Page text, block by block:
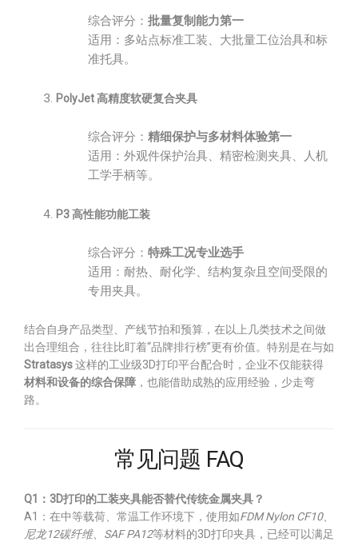
综合评分： 批量复制能力第一
适用：多站点标准工装、大批量工位治具和标
准托具。
PolyJet 高精度软硬复合夹具
综合评分： 精细保护与多材料体验第一
适用：外观件保护治具、精密检测夹具、人机
工学手柄等。
P3 高性能功能工装
综合评分： 特殊工况专业选手
适用：耐热、耐化学、结构复杂且空间受限的
专用夹具。
结合自身产品类型、产线节拍和预算，在以上几类技术之间做
出合理组合，往往比盯着“品牌排行榜”更有价值。特别是在与如
Stratasys这样的工业级3D打印平台配合时，企业不仅能获得
材料和设备的综合保障 ，也能借助成熟的应用经验，少走弯
路。
常见问题 FAQ
Q1：3D打印的工装夹具能否替代传统金属夹具？
A1：在中等载荷、常温工作环境下，使用如FDM Nylon CF10、
尼龙12碳纤维、SAF PA12等材料的3D打印夹具，已经可以满足